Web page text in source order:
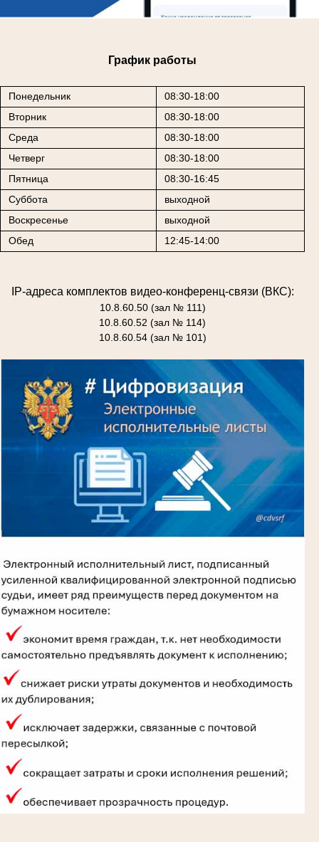
График работы
Понедельник
08:30-18:00
Вторник
08:30-18:00
Среда
08:30-18:00
Четверг
08:30-18:00
Пятница
08:30-16:45
Суббота
выходной
Воскресенье
выходной
Обед
12:45-14:00
IP-адреса комплектов видео-конференц-связи (ВКС):
10.8.60.50 (зал № 111)
10.8.60.52 (зал № 114)
10.8.60.54 (зал № 101)